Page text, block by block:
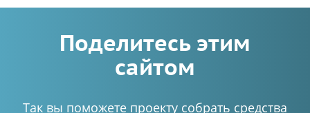
Поделитесь этим
сайтом
Так вы поможете проекту собрать средства